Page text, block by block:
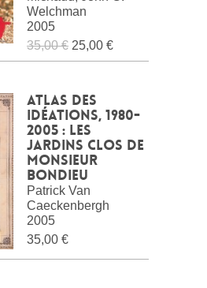
Welchman
2005
35,00 € 25,00 €
Atlas des
idéations, 1980-
2005 : les
jardins clos de
Monsieur
Bondieu
Patrick Van
Caeckenbergh
2005
35,00 €